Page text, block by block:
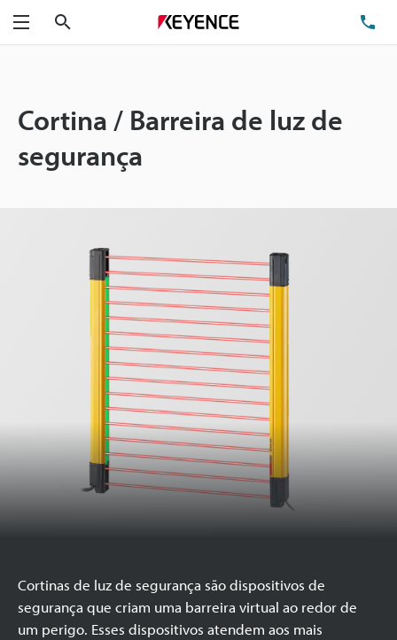
Menu
Cortina / Barreira de luz de
segurança
Cortinas de luz de segurança são dispositivos de
segurança que criam uma barreira virtual ao redor de
um perigo. Esses dispositivos atendem aos mais